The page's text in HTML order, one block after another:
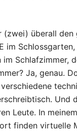
(zwei) überall den
im
im Schlafzimmer,
Ja, genau.
Und
Leute. In
finden virtuelle